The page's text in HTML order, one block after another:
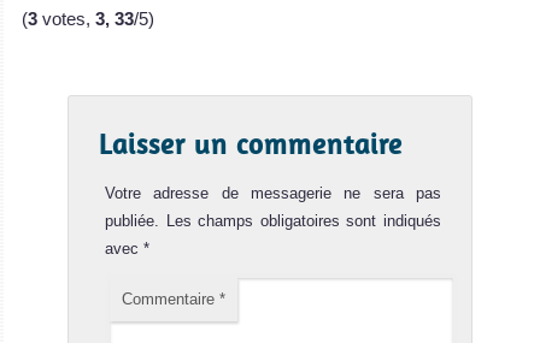
(3 votes, 3, 33/5)
Laisser un commentaire
Votre adresse de messagerie ne sera pas
publiée.
Les champs obligatoires sont indiqués
avec*
Commentaire*